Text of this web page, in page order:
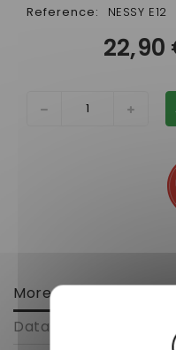
Reference: NESSY E12
22,90
More info
Data sheet